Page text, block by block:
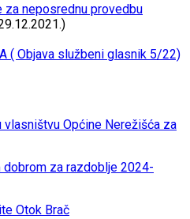
za neposrednu provedbu
( Objava službeni glasnik 5/22)
vlasništvu Općine Nerežišća za
dobrom za razdoblje 2024-
Otok Brač